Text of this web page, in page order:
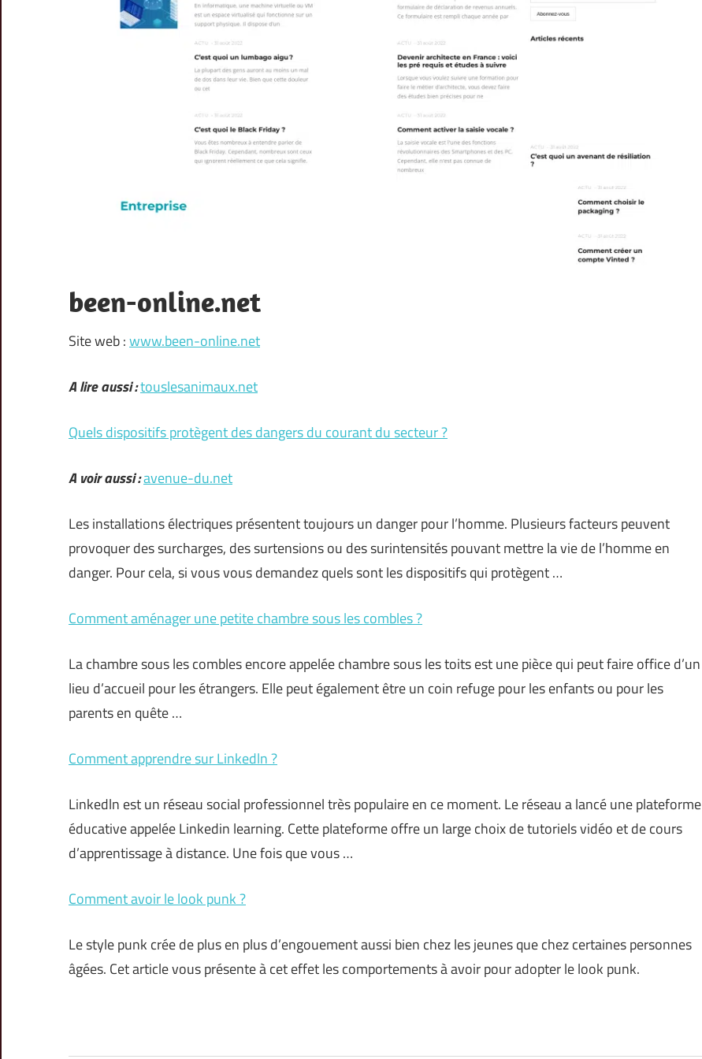
been-online.net
Site web :www.been-online.net
A lire aussi :touslesanimaux.net
Quels dispositifs protègent des dangers du courant du secteur ?
A voir aussi :avenue-du.net
Les installations électriques présentent toujours un danger pour l’homme. Plusieurs facteurs peuvent
provoquer des surcharges, des surtensions ou des surintensités pouvant mettre la vie de l’homme en
danger. Pour cela, si vous vous demandez quels sont les dispositifs qui protègent …
Comment aménager une petite chambre sous les combles ?
La chambre sous les combles encore appelée chambre sous les toits est une pièce qui peut faire office d’un
lieu d’accueil pour les étrangers. Elle peut également être un coin refuge pour les enfants ou pour les
parents en quête …
Comment apprendre sur Linkedln ?
Linkedln est un réseau social professionnel très populaire en ce moment. Le réseau a lancé une plateforme
éducative appelée Linkedin learning. Cette plateforme offre un large choix de tutoriels vidéo et de cours
d’apprentissage à distance. Une fois que vous …
Comment avoir le look punk ?
Le style punk crée de plus en plus d’engouement aussi bien chez les jeunes que chez certaines personnes
âgées. Cet article vous présente à cet effet les comportements à avoir pour adopter le look punk.